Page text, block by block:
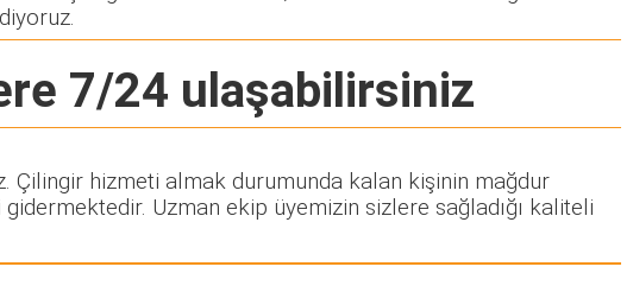
7/24 ulaşabilirsiniz
Çilingir hizmeti almak durumunda kalan kişinin mağdur
Uzman ekip üyemizin sizlere sağladığı kaliteli